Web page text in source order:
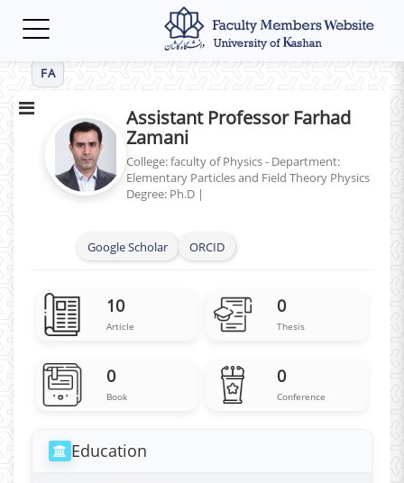
Toggle
FA
Assistant Professor Farhad
Zamani
College: faculty of Physics - Department:
Elementary Particles and Field Theory Physics
Degree: Ph.D |
Google Scholar ORCID
0
Thesis
10
Article
0
Conference
0
Book
Education